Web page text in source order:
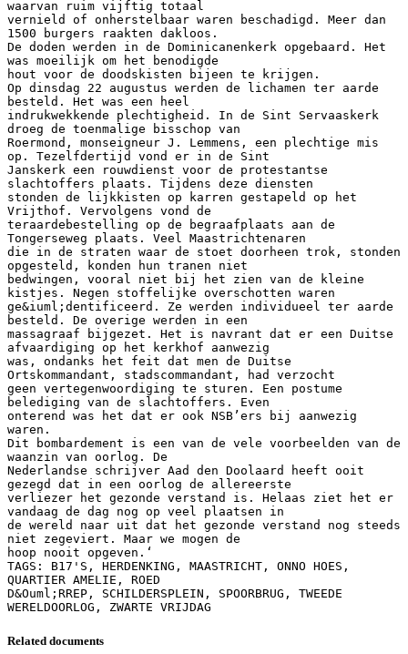
waarvan ruim vijftig totaal
vernield of onherstelbaar waren beschadigd. Meer dan
1500 burgers raakten dakloos.
De doden werden in de Dominicanenkerk opgebaard. Het
was moeilijk om het benodigde
hout voor de doodskisten bijeen te krijgen.
Op dinsdag 22 augustus werden de lichamen ter aarde
besteld. Het was een heel
indrukwekkende plechtigheid. In de Sint Servaaskerk
droeg de toenmalige bisschop van
Roermond, monseigneur J. Lemmens, een plechtige mis
op. Tezelfdertijd vond er in de Sint
Janskerk een rouwdienst voor de protestantse
slachtoffers plaats. Tijdens deze diensten
stonden de lijkkisten op karren gestapeld op het
Vrijthof. Vervolgens vond de
teraardebestelling op de begraafplaats aan de
Tongerseweg plaats. Veel Maastrichtenaren
die in de straten waar de stoet doorheen trok, stonden
opgesteld, konden hun tranen niet
bedwingen, vooral niet bij het zien van de kleine
kistjes. Negen stoffelijke overschotten waren
ge&iuml;dentificeerd. Ze werden individueel ter aarde
besteld. De overige werden in een
massagraaf bijgezet. Het is navrant dat er een Duitse
afvaardiging op het kerkhof aanwezig
was, ondanks het feit dat men de Duitse
Ortskommandant, stadscommandant, had verzocht
geen vertegenwoordiging te sturen. Een postume
belediging van de slachtoffers. Even
onterend was het dat er ook NSB’ers bij aanwezig
waren.
Dit bombardement is een van de vele voorbeelden van de
waanzin van oorlog. De
Nederlandse schrijver Aad den Doolaard heeft ooit
gezegd dat in een oorlog de allereerste
verliezer het gezonde verstand is. Helaas ziet het er
vandaag de dag nog op veel plaatsen in
de wereld naar uit dat het gezonde verstand nog steeds
niet zegeviert. Maar we mogen de
hoop nooit opgeven.‘
TAGS: B17'S, HERDENKING, MAASTRICHT, ONNO HOES,
QUARTIER AMELIE, ROED
D&Ouml;RREP, SCHILDERSPLEIN, SPOORBRUG, TWEEDE
Related documents